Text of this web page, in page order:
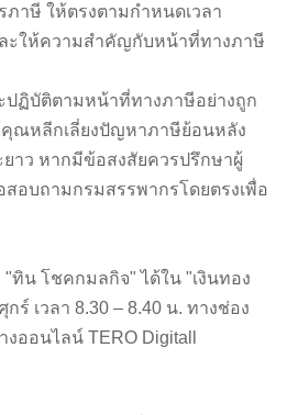
ภาษี ให้ตรงตามกำหนดเวลา
ละให้ความสำคัญกับหน้าที่ทางภาษี
ปฏิบัติตามหน้าที่ทางภาษีอย่างถูก
ณหลีกเลี่ยงปัญหาภาษีย้อนหลัง
ยาว หากมีข้อสงสัยควรปรึกษาผู้
อบถามกรมสรรพากรโดยตรงเพื่อ
น โชคกมลกิจ" ได้ใน "เงินทอง
ร์ เวลา 8.30 – 8.40 น. ทางช่อง
ออนไลน์ TERO Digitall